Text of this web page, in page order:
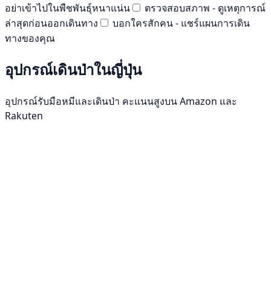
อย่าเข้าไปในพืชพันธุ์หนาแน่น
ตรวจสอบสภาพ - ดูเหตุการณ์
ล่าสุดก่อนออกเดินทาง
บอกใครสักคน - แชร์แผนการเดิน
ทางของคุณ
อุปกรณ์เดินป่าในญี่ปุ่น
อุปกรณ์รับมือหมีและเดินป่า คะแนนสูงบน Amazon และ
Rakuten